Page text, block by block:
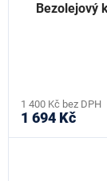
Bezolejový
1 400 Kč bez DPH
1 694 Kč